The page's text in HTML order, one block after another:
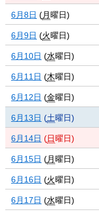
6月8日 (月曜日)
6月9日 (火曜日)
6月10日 (水曜日)
6月11日 (木曜日)
6月12日 (金曜日)
6月13日 (土曜日)
6月14日 (日曜日)
6月15日 (月曜日)
6月16日 (火曜日)
6月17日 (水曜日)